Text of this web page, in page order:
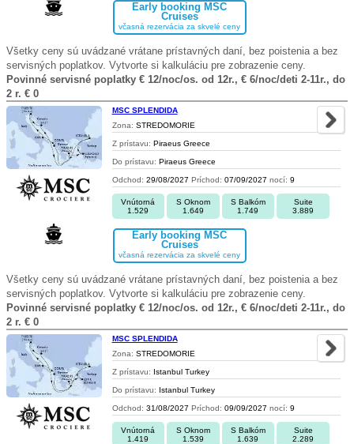
Early booking MSC
Cruises
včasná rezervácia za skvelé ceny
Všetky ceny sú uvádzané vrátane prístavných daní, bez poistenia a bez
servisných poplatkov. Vytvorte si kalkuláciu pre zobrazenie ceny.
Povinné servisné poplatky € 12/noc/os. od 12r., € 6/noc/deti 2-11r., do
2 r. € 0
MSC SPLENDIDA
Zona: STREDOMORIE
Z prístavu: Piraeus Greece
Do prístavu: Piraeus Greece
Odchod: 29/08/2027 Príchod: 07/09/2027 nocí: 9
Vnútorná
1.529
S Oknom
1.649
S Balkóm
1.749
Suite
3.889
Early booking MSC
Cruises
včasná rezervácia za skvelé ceny
Všetky ceny sú uvádzané vrátane prístavných daní, bez poistenia a bez
servisných poplatkov. Vytvorte si kalkuláciu pre zobrazenie ceny.
Povinné servisné poplatky € 12/noc/os. od 12r., € 6/noc/deti 2-11r., do
2 r. € 0
MSC SPLENDIDA
Zona: STREDOMORIE
Z prístavu: Istanbul Turkey
Do prístavu: Istanbul Turkey
Odchod: 31/08/2027 Príchod: 09/09/2027 nocí: 9
Vnútorná
1.419
S Oknom
1.539
S Balkóm
1.639
Suite
2.289